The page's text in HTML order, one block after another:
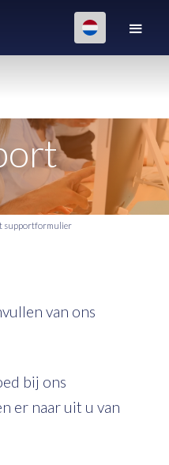
supportformulier
van ons
bij ons
er naar uit u van